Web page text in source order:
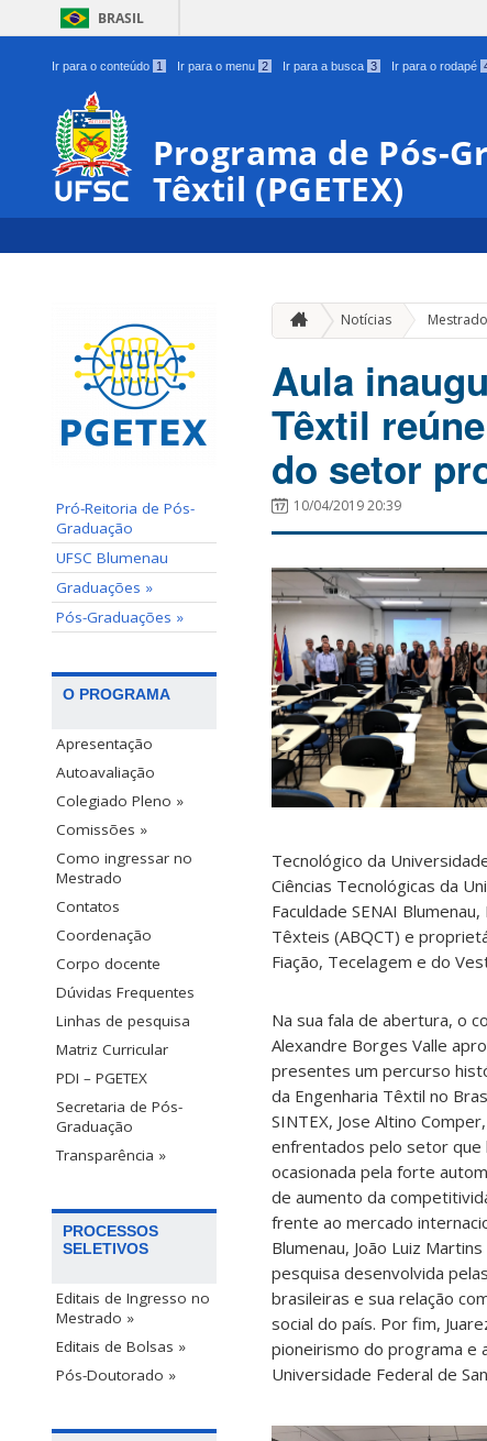
BRASIL
Ir para o conteúdo 1 Ir para o menu 2 Ir para a busca 3 Ir para o rodapé
Programa de Pós-
Têxtil (PGETEX)
Pró-Reitoria de Pós-
Graduação
UFSC Blumenau
Graduações »
Pós-Graduações »
O PROGRAMA
Apresentação
Autoavaliação
Colegiado Pleno »
Comissões »
Como ingressar no
Mestrado
Contatos
Coordenação
Corpo docente
Dúvidas Frequentes
Linhas de pesquisa
Matriz Curricular
PDI – PGETEX
Secretaria de Pós-
Graduação
Transparência »
PROCESSOS
SELETIVOS
Editais de Ingresso no
Mestrado »
Editais de Bolsas »
Pós-Doutorado »
Notícias Mestrado
Aula
Têxtil
do setor
10/04/2019 20:39
Tecnológico da
Ciências Tecnológicas da
Faculdade SENAI
Têxteis (ABQCT) e
Fiação, Tecelagem e do
Na sua fala de abertura, o
Alexandre Borges Valle
presentes um percurso
da Engenharia Têxtil no
SINTEX, Jose Altino
enfrentados pelo setor que
ocasionada pela forte
de aumento da
frente ao mercado
Blumenau, João Luiz
pesquisa desenvolvida
brasileiras e sua relação
social do país. Por fim,
pioneirismo do programa e
Universidade Federal de